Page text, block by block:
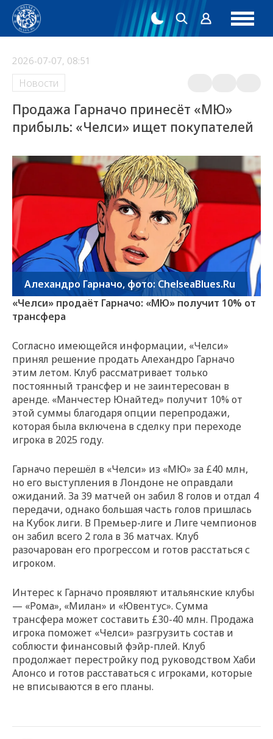
2026-07-07, 08:51
Новости
Продажа Гарначо принесёт «МЮ»
прибыль: «Челси» ищет покупателей
Алехандро Гарначо, фото: ChelseaBlues.Ru
«Челси» продаёт Гарначо: «МЮ» получит 10% от
трансфера
Согласно имеющейся информации, «Челси»
принял решение продать Алехандро Гарначо
этим летом. Клуб рассматривает только
постоянный трансфер и не заинтересован в
аренде. «Манчестер Юнайтед» получит 10% от
этой суммы благодаря опции перепродажи,
которая была включена в сделку при переходе
игрока в 2025 году.
Гарначо перешёл в «Челси» из «МЮ» за £40 млн,
но его выступления в Лондоне не оправдали
ожиданий. За 39 матчей он забил 8 голов и отдал 4
передачи, однако большая часть голов пришлась
на Кубок лиги. В Премьер-лиге и Лиге чемпионов
он забил всего 2 гола в 36 матчах. Клуб
разочарован его прогрессом и готов расстаться с
игроком.
Интерес к Гарначо проявляют итальянские клубы
— «Рома», «Милан» и «Ювентус». Сумма
трансфера может составить £30-40 млн. Продажа
игрока поможет «Челси» разгрузить состав и
соблюсти финансовый фэйр-плей. Клуб
продолжает перестройку под руководством Хаби
Алонсо и готов расставаться с игроками, которые
не вписываются в его планы.